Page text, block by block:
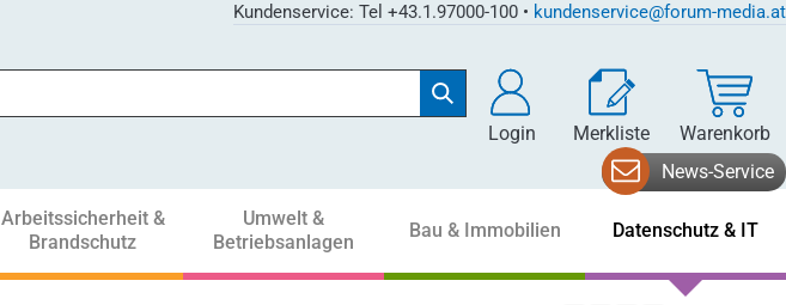
Kundenservice: Tel +43.1.97000-100 • kundenservice@forum-media.at
Login Merkliste Warenkorb
News-Service
Arbeitssicherheit &
Brandschutz
Umwelt &
Betriebsanlagen
Bau & Immobilien Datenschutz & IT